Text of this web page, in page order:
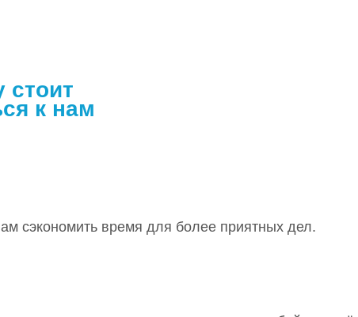
стоит
к нам
сэкономить время для более приятных дел.